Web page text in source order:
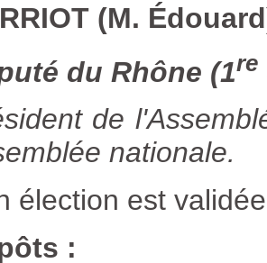
(M.
du Rhône (1re
de
nationale.
élection est
: